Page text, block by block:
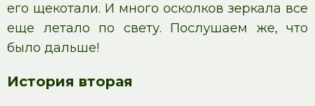
его щекотали. И много осколков зеркала все
еще летало по свету. Послушаем же, что
было дальше!
История вторая